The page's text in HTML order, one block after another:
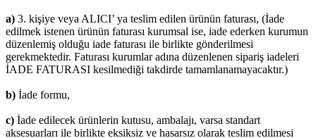
a) 3. kişiye veya ALICI’ ya teslim edilen ürünün faturası, (İade
edilmek istenen ürünün faturası kurumsal ise, iade ederken kurumun
düzenlemiş olduğu iade faturası ile birlikte gönderilmesi
gerekmektedir. Faturası kurumlar adına düzenlenen sipariş iadeleri
İADE FATURASI kesilmediği takdirde tamamlanamayacaktır.)
b) İade formu,
c) İade edilecek ürünlerin kutusu, ambalajı, varsa standart
aksesuarları ile birlikte eksiksiz ve hasarsız olarak teslim edilmesi